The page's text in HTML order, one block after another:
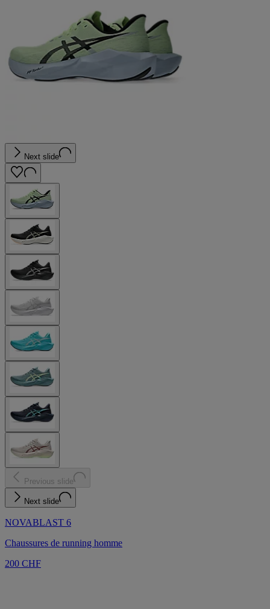
Next slide
Previous slide
Next slide
NOVABLAST 6
Chaussures de running homme
200 CHF